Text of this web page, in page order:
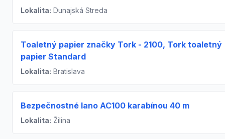
Lokalita: Dunajská Streda
Toaletný papier značky Tork - 2100, Tork toaletný
papier Standard
Lokalita: Bratislava
Bezpečnostné lano AC100 karabínou 40 m
Lokalita: Žilina